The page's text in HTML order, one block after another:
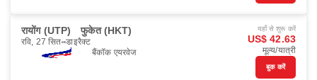
रायोंग (UTP) फुकेत (HKT)
रवि, 27 सित॰ डाइरैक्ट
बैंकॉक एयरवेज
यहाँ से शुरू करें
US$ 42.63
मूल्य/यात्री
बुक करें